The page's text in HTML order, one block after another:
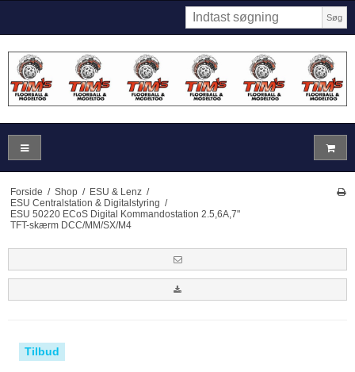
Søg
Forside / Shop / ESU & Lenz /
ESU Centralstation & Digitalstyring /
ESU 50220 ECoS Digital Kommandostation 2.5,6A,7"
TFT-skærm DCC/MM/SX/M4
Tilbud